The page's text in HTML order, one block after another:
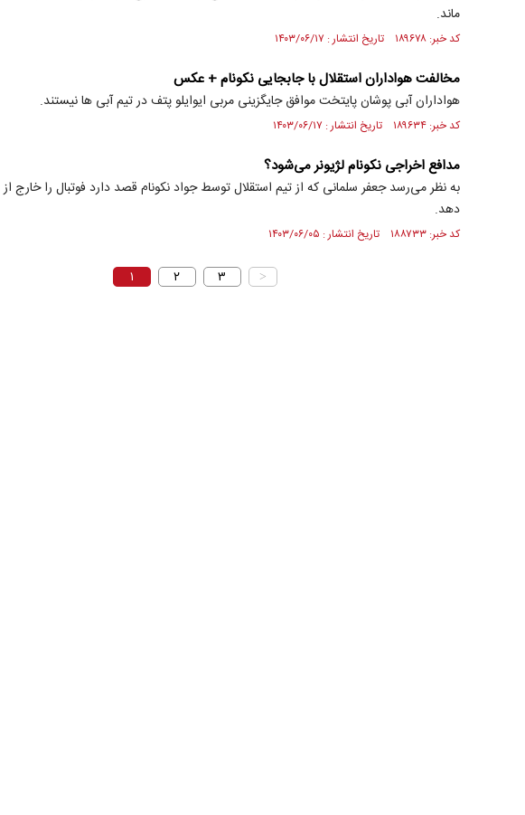
ماند.
کد خبر: ۱۸۹۶۷۸ تاریخ انتشار : ۱۴۰۳/۰۶/۱۷
مخالفت هواداران استقلال با جابجایی نکونام + عکس
هواداران آبی پوشان پایتخت موافق جایگزینی مربی ایوایلو پتف در تیم آبی ها نیستند.
کد خبر: ۱۸۹۶۳۴ تاریخ انتشار : ۱۴۰۳/۰۶/۱۷
مدافع اخراجی نکونام لژیونر می‌شود؟
به نظر می‌رسد جعفر سلمانی که از تیم استقلال توسط جواد نکونام قصد دارد فوتبال را خارج از
دهد.
کد خبر: ۱۸۸۷۳۳ تاریخ انتشار : ۱۴۰۳/۰۶/۰۵
۱ ۲ ۳ >